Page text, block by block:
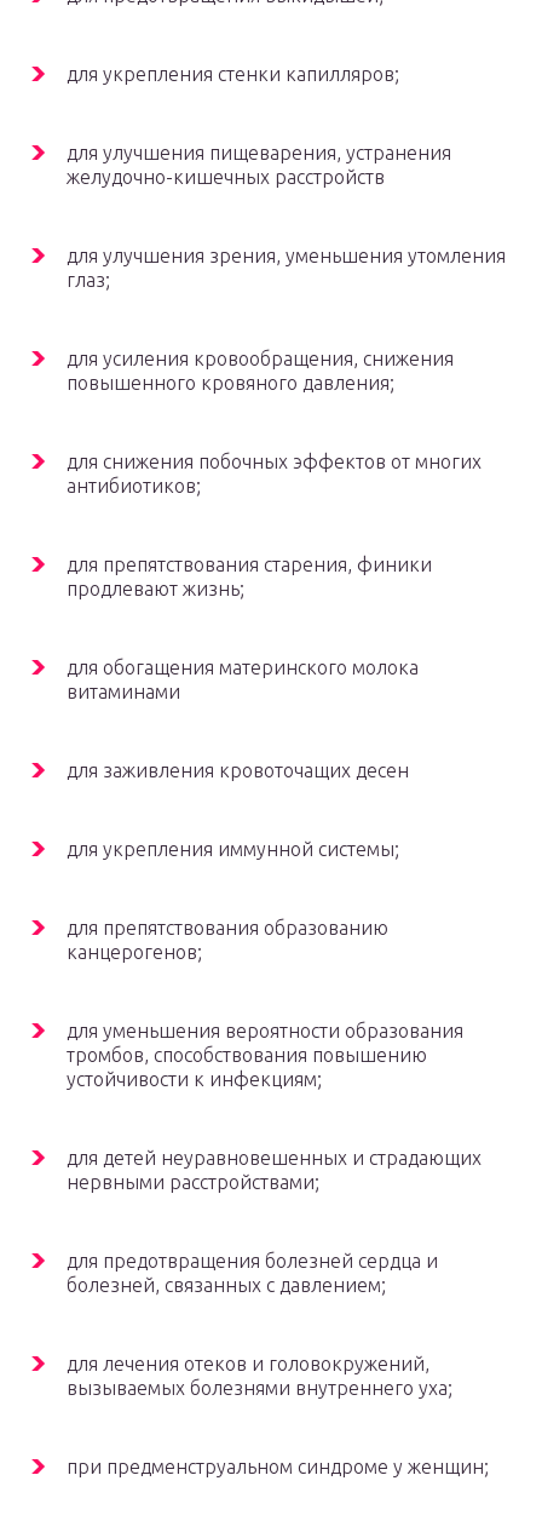
для укрепления стенки капилляров;
для улучшения пищеварения, устранения
желудочно-кишечных расстройств
для улучшения зрения, уменьшения утомления
глаз;
для усиления кровообращения, снижения
повышенного кровяного давления;
для снижения побочных эффектов от многих
антибиотиков;
для препятствования старения, финики
продлевают жизнь;
для обогащения материнского молока
витаминами
для заживления кровоточащих десен
для укрепления иммунной системы;
для препятствования образованию
канцерогенов;
для уменьшения вероятности образования
тромбов, способствования повышению
устойчивости к инфекциям;
для детей неуравновешенных и страдающих
нервными расстройствами;
для предотвращения болезней сердца и
болезней, связанных с давлением;
для лечения отеков и головокружений,
вызываемых болезнями внутреннего уха;
при предменструальном синдроме у женщин;